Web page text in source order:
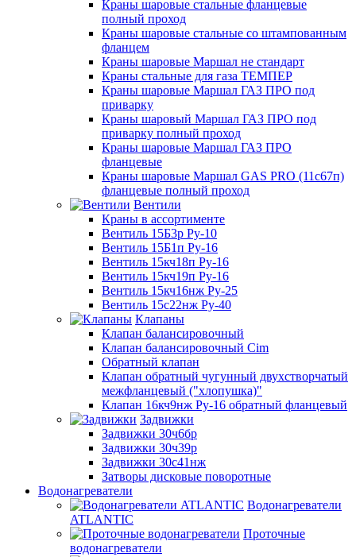
Краны шаровые стальные фланцевые
полный проход
Краны шаровые стальные со штампованным
фланцем
Краны шаровые Маршал не стандарт
Краны стальные для газа ТЕМПЕР
Краны шаровые Маршал ГАЗ ПРО под
приварку
Краны шаровый Маршал ГАЗ ПРО под
приварку полный проход
Краны шаровые Маршал ГАЗ ПРО
фланцевые
Краны шаровые Маршал GAS PRO (11с67п)
фланцевые полный проход
Вентили
Краны в ассортименте
Вентиль 15Б3р Ру-10
Вентиль 15Б1п Ру-16
Вентиль 15кч18п Ру-16
Вентиль 15кч19п Ру-16
Вентиль 15кч16нж Ру-25
Вентиль 15с22нж Ру-40
Клапаны
Клапан балансировочный
Клапан балансировочный Cim
Обратный клапан
Клапан обратный чугунный двухстворчатый
межфланцевый ("хлопушка)"
Клапан 16кч9нж Ру-16 обратный фланцевый
Задвижки
Задвижки 30ч6бр
Задвижки 30ч39р
Задвижки 30с41нж
Затворы дисковые поворотные
Водонагреватели
Водонагреватели
ATLANTIC
Проточные
водонагреватели